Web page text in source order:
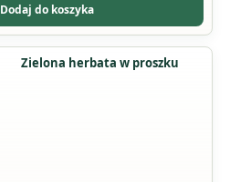
Dodaj do koszyka
Zielona herbata w proszku